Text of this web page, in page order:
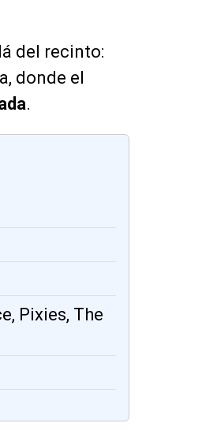
del recinto:
donde el
.
Pixies, The